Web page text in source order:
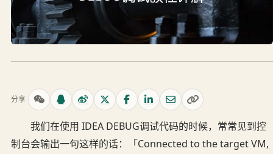
分享
我们在使用 IDEA DEBUG调试代码的时候，常常见到控
制台会输出一句这样的话：「Connected to the target VM,